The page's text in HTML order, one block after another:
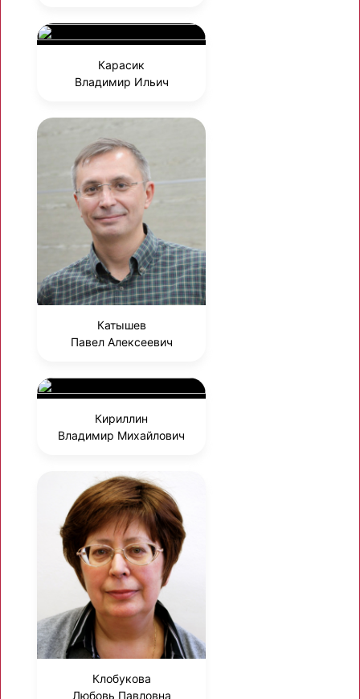
Карасик
Владимир Ильич
Катышев
Павел Алексеевич
Кириллин
Владимир Михайлович
Клобукова
Любовь Павловна